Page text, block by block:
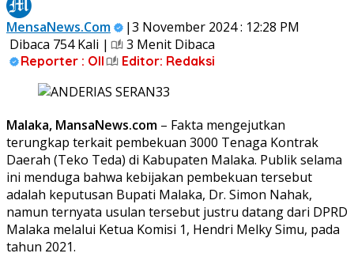
MensaNews.Com
|3 November 2024 : 12:28 PM
Dibaca 754 Kali |
3 Menit Dibaca
Reporter : Oll Editor: Redaksi
Malaka, MansaNews.com – Fakta mengejutkan
terungkap terkait pembekuan 3000 Tenaga Kontrak
Daerah (Teko Teda) di Kabupaten Malaka. Publik selama
ini menduga bahwa kebijakan pembekuan tersebut
adalah keputusan Bupati Malaka, Dr. Simon Nahak,
namun ternyata usulan tersebut justru datang dari DPRD
Malaka melalui Ketua Komisi 1, Hendri Melky Simu, pada
tahun 2021.